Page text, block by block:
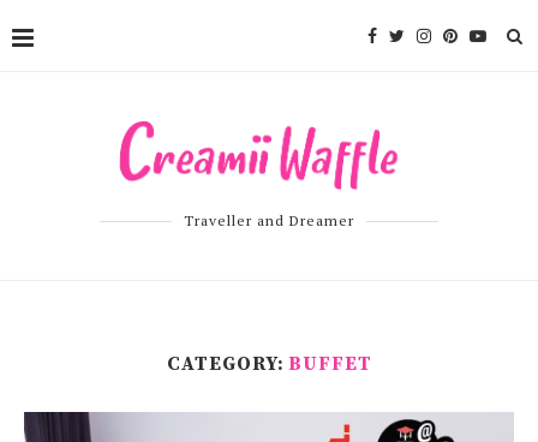
Traveller and Dreamer
CATEGORY: BUFFET